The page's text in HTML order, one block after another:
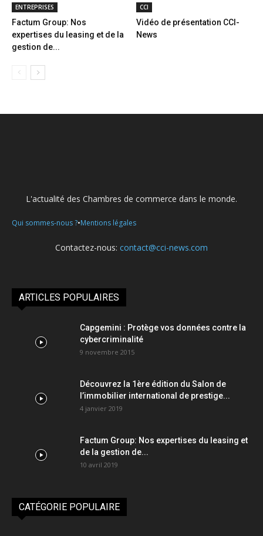
ENTREPRISES
Factum Group: Nos
expertises du leasing et de la
gestion de...
CCI
Vidéo de présentation CCI-
News
L'actualité des Chambres de commerce dans le monde.
Qui sommes-nous ?•Mentions légales
Contactez-nous: contact@cci-news.com
ARTICLES POPULAIRES
Capgemini : Protège vos données contre la
cybercriminalité
9 novembre 2015
Découvrez la 1ère édition du Salon de
l’immobilier international de prestige...
4 janvier 2019
Factum Group: Nos expertises du leasing et
de la gestion de...
10 avril 2019
CATÉGORIE POPULAIRE